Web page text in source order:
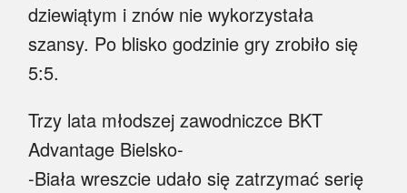
dziewiątym i znów nie wykorzystała
szansy. Po blisko godzinie gry zrobiło się
5:5.
Trzy lata młodszej zawodniczce BKT
Advantage Bielsko-
-Biała wreszcie udało się zatrzymać serię